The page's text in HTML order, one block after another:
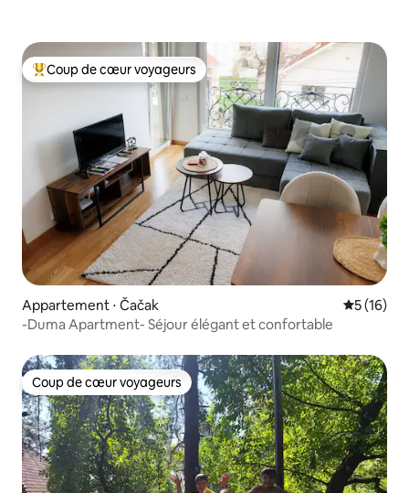
Coups de cœur voyageurs les plus appréciés
Coup de cœur voyageurs
Appartement ⋅ Čačak
5 (16)
-Duma Apartment- Séjour élégant et confortable
Coup de cœur voyageurs
Coup de cœur voyageurs